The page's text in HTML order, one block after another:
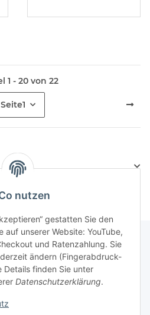
Kunststoff
1 - 20 von 22
Seite1
nutzen
gestatten Sie den
auf unserer Website: YouTube,
und Ratenzahlung. Sie
ändern (Fingerabdruck-
Details finden Sie unter
Datenschutzerklärung.